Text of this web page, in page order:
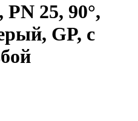
25, 90°,
GP, с